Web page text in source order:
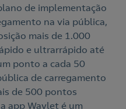
de implementação
na via pública,
mais de 1.000
e ultrarrápido até
ponto a cada 50
de carregamento
de 500 pontos
app Waylet é um